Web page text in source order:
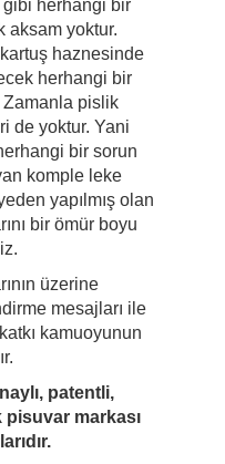
herhangi bir
aksam yoktur.
haznesinde
herhangi bir
Zamanla pislik
de yoktur. Yani
bir sorun
komple leke
yapılmış olan
bir ömür boyu
üzerine
mesajları ile
kamuoyunun
patentli,
markası